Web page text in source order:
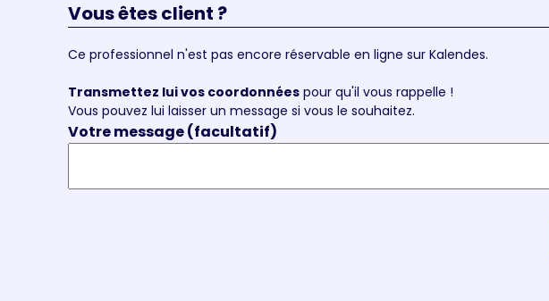
Vous êtes client ?
Ce professionnel n'est pas encore réservable en ligne sur Kalendes.
Transmettez lui vos coordonnées pour qu'il vous rappelle !
Vous pouvez lui laisser un message si vous le souhaitez.
Votre message (facultatif)